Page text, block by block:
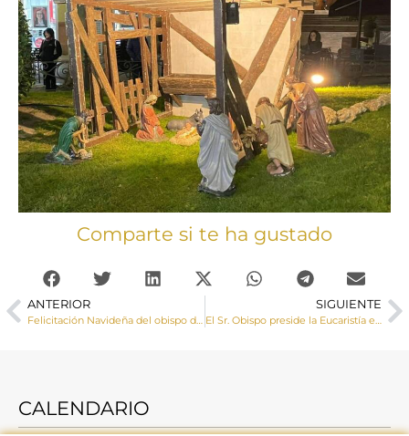
Comparte si te ha gustado
ANTERIOR SIGUIENTE
CALENDARIO